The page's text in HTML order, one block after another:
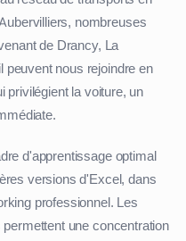
nombreuses
de Drancy, La
nous rejoindre en
privilégient la voiture, un
d'apprentissage optimal
versions d'Excel, dans
professionnel. Les
une concentration